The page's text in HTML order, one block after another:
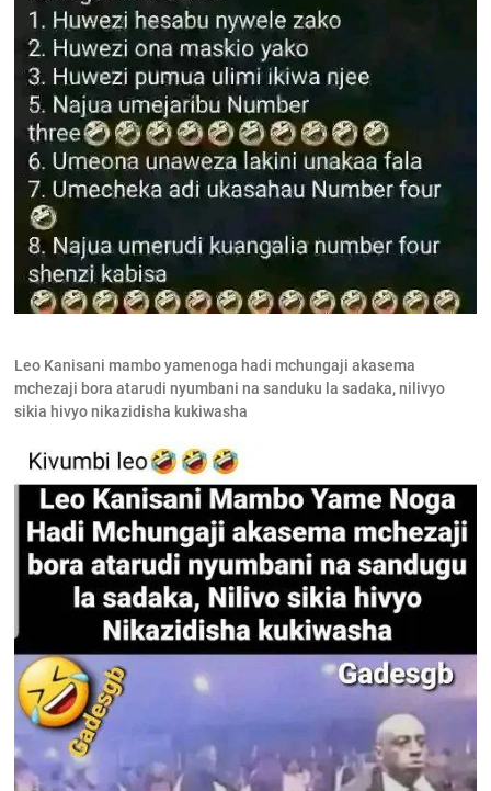
Leo Kanisani mambo yamenoga hadi mchungaji akasema
mchezaji bora atarudi nyumbani na sanduku la sadaka, nilivyo
sikia hivyo nikazidisha kukiwasha